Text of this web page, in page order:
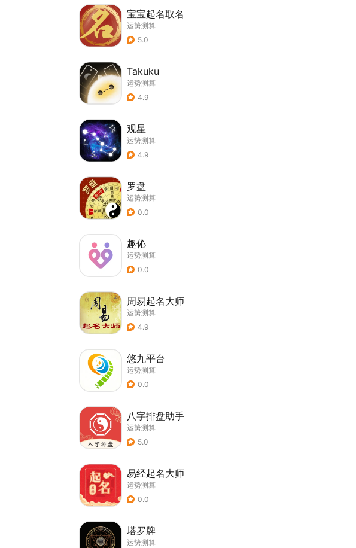
宝宝起名取名
运势测算
5.0
Takuku
运势测算
4.9
观星
运势测算
4.9
罗盘
运势测算
0.0
趣伈
运势测算
0.0
周易起名大师
运势测算
4.9
悠九平台
运势测算
0.0
八字排盘助手
运势测算
5.0
易经起名大师
运势测算
0.0
塔罗牌
运势测算